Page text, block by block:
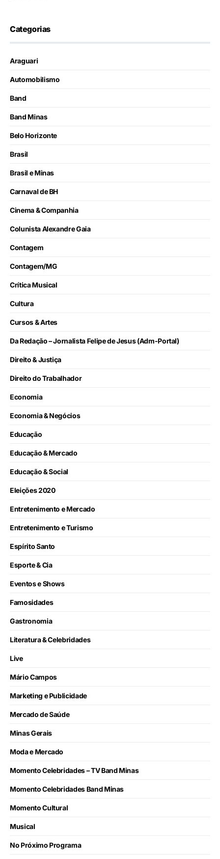
Categorias
Araguari
Automobilismo
Band
Band Minas
Belo Horizonte
Brasil
Brasil e Minas
Carnaval de BH
Cinema & Companhia
Colunista Alexandre Gaia
Contagem
Contagem/MG
Crítica Musical
Cultura
Cursos & Artes
Da Redação – Jornalista Felipe de Jesus (Adm-Portal)
Direito & Justiça
Direito do Trabalhador
Economia
Economia & Negócios
Educação
Educação & Mercado
Educação & Social
Eleições 2020
Entretenimento e Mercado
Entretenimento e Turismo
Espírito Santo
Esporte & Cia
Eventos e Shows
Famosidades
Gastronomia
Literatura & Celebridades
Live
Mário Campos
Marketing e Publicidade
Mercado de Saúde
Minas Gerais
Moda e Mercado
Momento Celebridades – TV Band Minas
Momento Celebridades Band Minas
Momento Cultural
Musical
No Próximo Programa